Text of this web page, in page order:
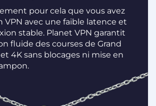
pour cela que vous avez
VPN avec une faible latence et
stable. Planet VPN garantit
fluide des courses de Grand
4K sans blocages ni mise en